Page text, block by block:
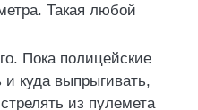
Такая любой
Пока полицейские
куда выпрыгивать,
из пулемета